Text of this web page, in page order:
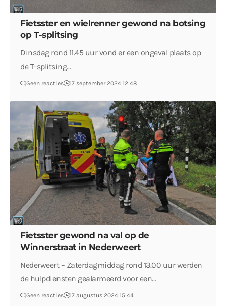
Fietsster en wielrenner gewond na botsing
op T-splitsing
Dinsdag rond 11.45 uur vond er een ongeval plaats op
de T-splitsing…
Geen reacties 17 september 2024 12:48
Fietsster gewond na val op de
Winnerstraat in Nederweert
Nederweert – Zaterdagmiddag rond 13.00 uur werden
de hulpdiensten gealarmeerd voor een…
Geen reacties 17 augustus 2024 15:44